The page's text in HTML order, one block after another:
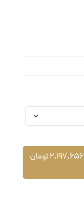
2,197,656تومان